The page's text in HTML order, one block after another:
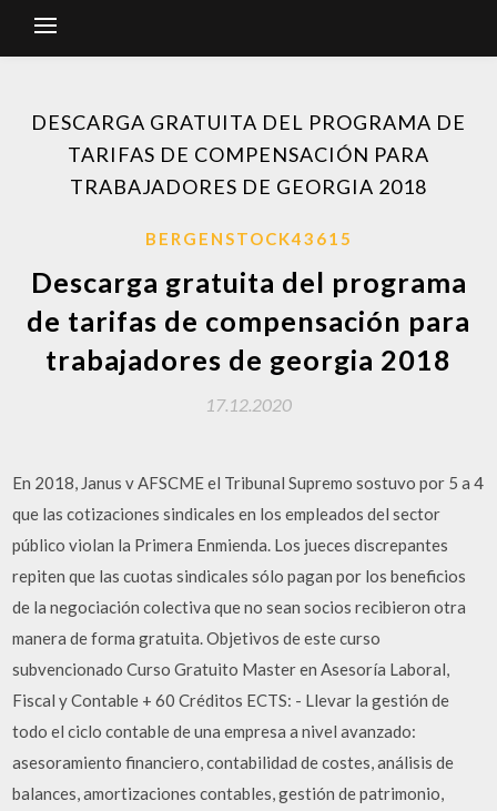
DESCARGA GRATUITA DEL PROGRAMA DE
TARIFAS DE COMPENSACIÓN PARA
TRABAJADORES DE GEORGIA 2018
BERGENSTOCK43615
Descarga gratuita del programa
de tarifas de compensación para
trabajadores de georgia 2018
17.12.2020
En 2018, Janus v AFSCME el Tribunal Supremo sostuvo por 5 a 4
que las cotizaciones sindicales en los empleados del sector
público violan la Primera Enmienda. Los jueces discrepantes
repiten que las cuotas sindicales sólo pagan por los beneficios
de la negociación colectiva que no sean socios recibieron otra
manera de forma gratuita. Objetivos de este curso
subvencionado Curso Gratuito Master en Asesoría Laboral,
Fiscal y Contable + 60 Créditos ECTS: - Llevar la gestión de
todo el ciclo contable de una empresa a nivel avanzado:
asesoramiento financiero, contabilidad de costes, análisis de
balances, amortizaciones contables, gestión de patrimonio,